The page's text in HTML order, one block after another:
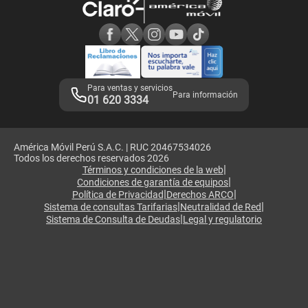
Adquirientes iPhone 6, 6S y SE
Mensaje de Seguridad
Términos y Condiciones de Tienda Claro
Libro de Reclamaciones
Legales de marketplace
Para ventas y servicios
01 620 3334 Para información
América Móvil Perú S.A.C. | RUC 20467534026
Todos los derechos reservados 2026
Términos y condiciones de la web|
Condiciones de garantía de equipos|
Política de Privacidad|Derechos ARCO|
Sistema de consultas Tarifarias|Neutralidad de Red|
Sistema de Consulta de Deudas|Legal y regulatorio